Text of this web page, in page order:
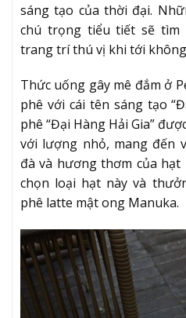
sáng tạo của thời đại.
chú trọng tiểu tiết sẽ
trang trí thú vị khi tới không
Thức uống gây mê đắm ở
phê với cái tên sáng tạo
phê “Đại Hàng Hải Gia”
với lượng nhỏ, mang đến
đà và hương thơm của
chọn loại hạt này và
phê latte mật ong Manuka.